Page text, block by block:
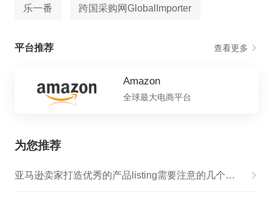
乐一番 跨国采购网GlobalImporter
平台推荐 查看更多
Amazon
全球最大电商平台
为您推荐
亚马逊卖家打造优秀的产品listing需要注意的几个方面